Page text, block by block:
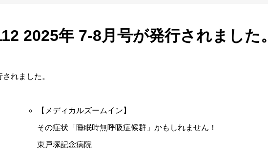
2025年 7-8月号が発行されました。
れました。
【メディカルズームイン】
その症状「睡眠時無呼吸症候群」かもしれません！
東戸塚記念病院